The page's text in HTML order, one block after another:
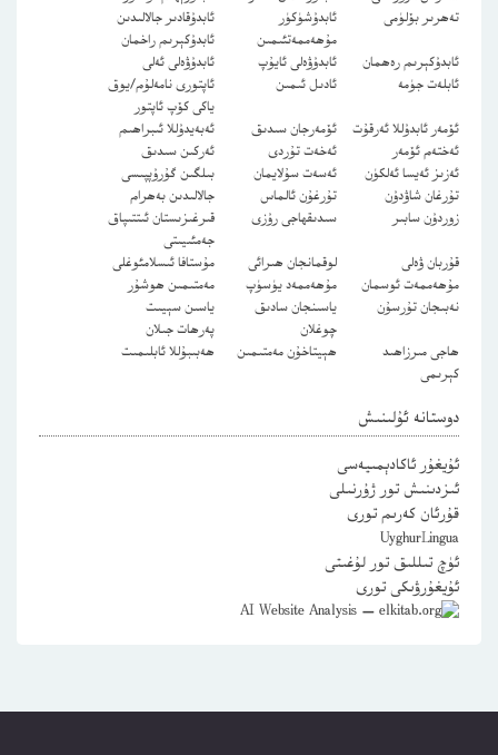
تەھرىر بۆلۈمى
ئابدۇشۈكۈر
مۇھەممەتئىمىن
ئابدۇقادىر جالالىدىن
ئابدۇكېرىم راخمان
ئابدۇكېرىم رەھمان
ئابدۇۋەلى ئايۇپ
ئابدۇۋەلى ئەلى
ئابلەت جۈمە
ئادىل ئىمىن
ئاپتورى نامەلۇم/يوق
ياكى كۆپ ئاپتور
ئۆمەر ئابدۇللا ئەرقۇت
ئۆمەرجان سىدىق
ئەبەيدۇللا ئىبراھىم
ئەختەم ئۆمەر
ئەخەت تۇردى
ئەركىن سىدىق
ئەزىز ئەيسا ئەلكۈن
ئەسەت سۇلايمان
بىلگىن گۇرۇپپىسى
تۇرغان شاۋدۇن
تۇرغۇن ئالماس
جالالىدىن بەھرام
زوردۇن سابىر
سىدىقھاجى رۇزى
قىرغىزىستان ئىتتىپاق
جەمئىيىتى
قۇربان ۋەلى
لوقمانجان ھىرائى
مۇستافا ئىسلامئوغلى
مۇھەممەت ئوسمان
مۇھەممەد يۈسۈپ
مەمتىمىن ھوشۇر
نەبىجان تۇرسۇن
ياسىنجان سادىق
چوغلان
ياسىن سېيىت
پەرھات جىلان
ھاجى مىرزاھىد
كېرىمى
ھېيتاخۇن مەمتىمىن ھەبىبۇللا ئابلىمىت
دوستانە ئۇلىنىش
ئۇيغۇر ئاكادېمىيەسى
ئىزدىنىش تور ژۇرنىلى
قۇرئان كەرىم تورى
UyghurLingua
ئۈچ تىللىق تور لۇغىتى
ئۇيغۇرۋىكى تورى